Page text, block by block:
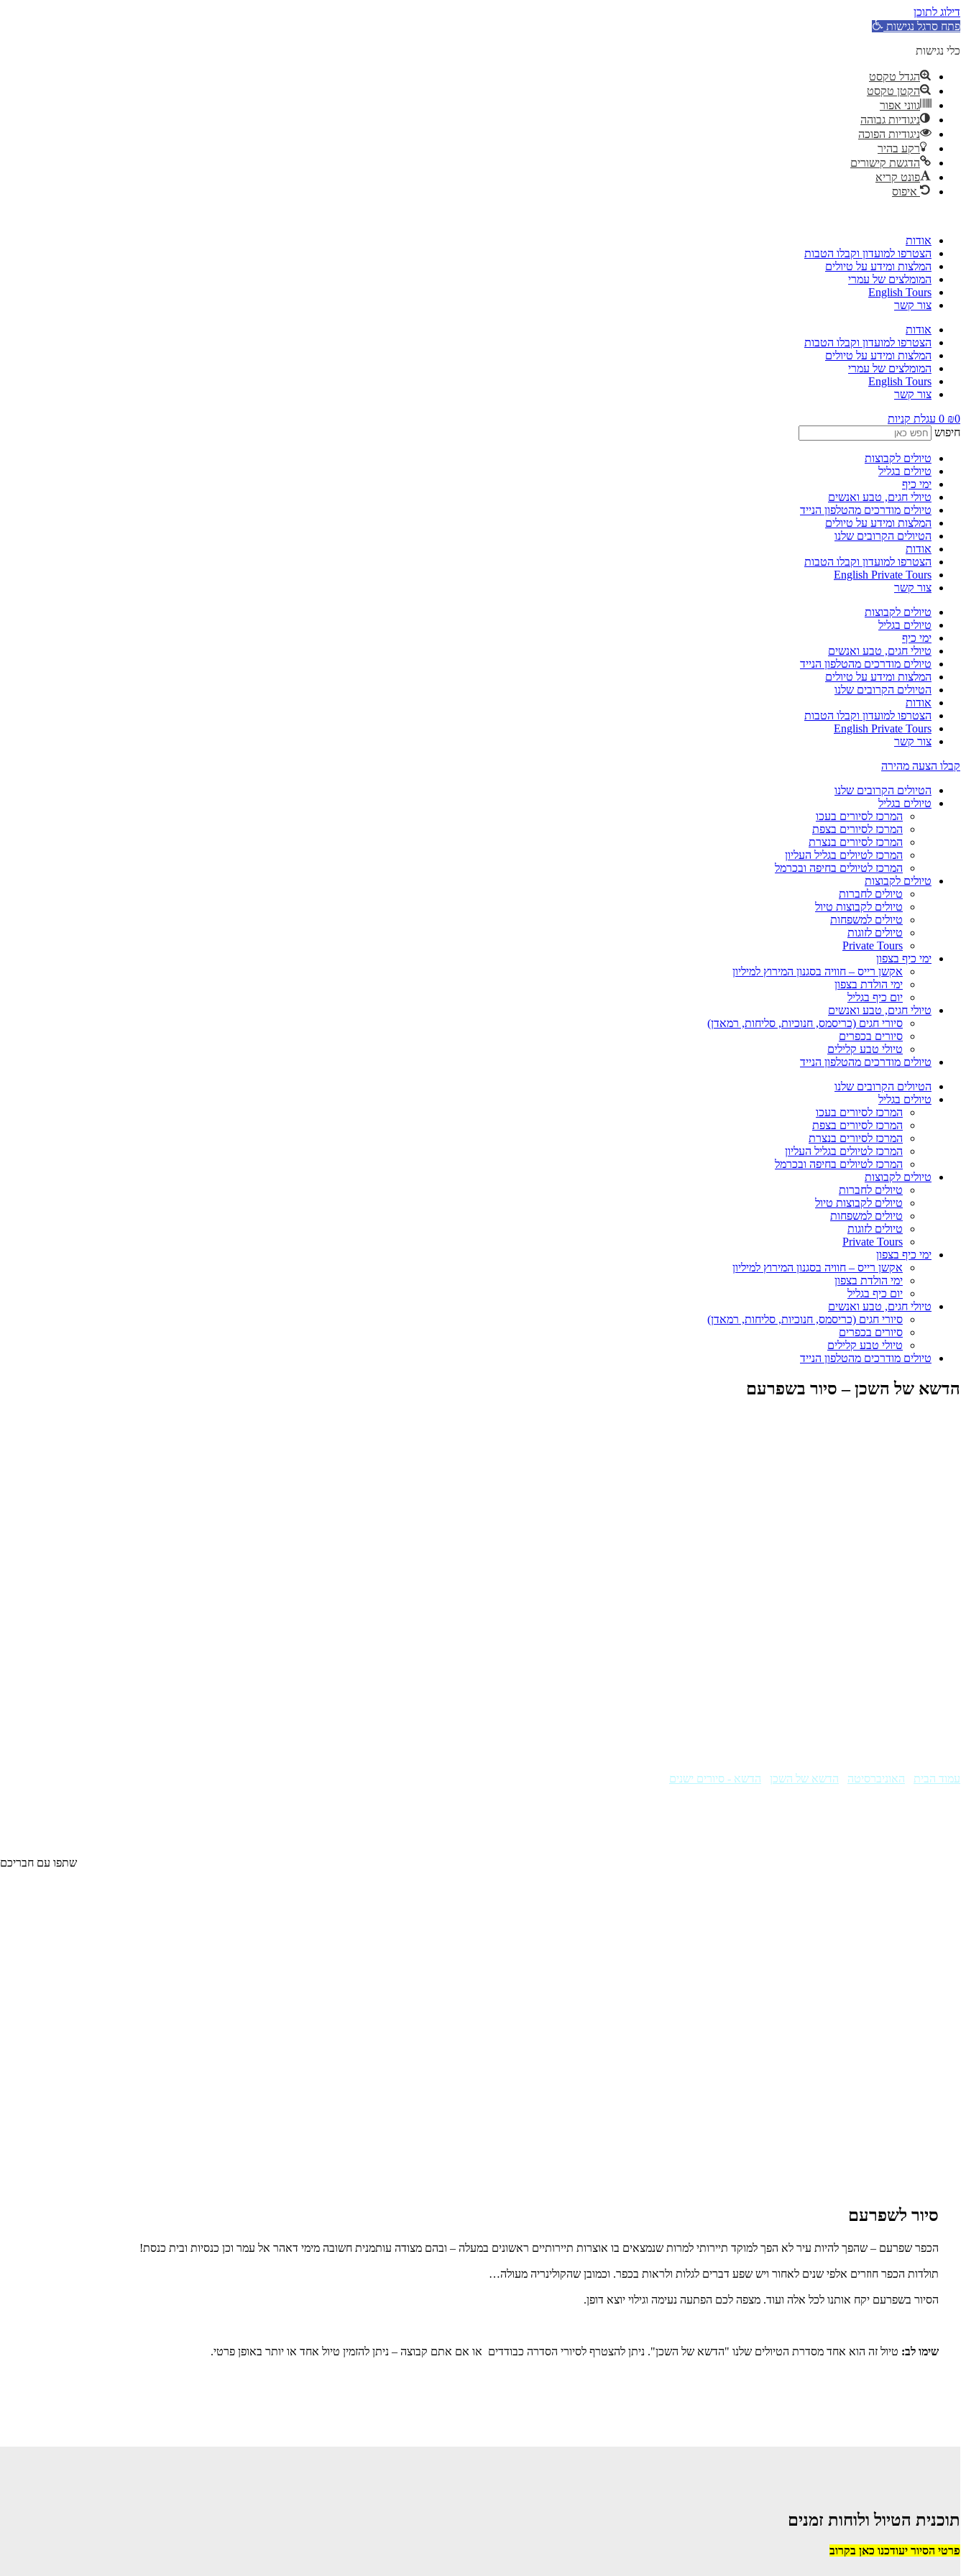
דילוג לתוכן
פתח סרגל נגישות
כלי נגישות
הגדל טקסט
הקטן טקסט
גווני אפור
ניגודיות גבוהה
ניגודיות הפוכה
רקע בהיר
הדגשת קישורים
פונט קריא
איפוס
אודות
הצטרפו למועדון וקבלו הטבות
המלצות ומידע על טיולים
המומלצים של עמרי
English Tours
צור קשר
אודות
הצטרפו למועדון וקבלו הטבות
המלצות ומידע על טיולים
המומלצים של עמרי
English Tours
צור קשר
₪0
0 עגלת קניות
חיפוש
טיולים לקבוצות
טיולים בגליל
ימי כיף
טיולי חגים, טבע ואנשים
טיולים מודרכים מהטלפון הנייד
המלצות ומידע על טיולים
הטיולים הקרובים שלנו
אודות
הצטרפו למועדון וקבלו הטבות
English Private Tours
צור קשר
טיולים לקבוצות
טיולים בגליל
ימי כיף
טיולי חגים, טבע ואנשים
טיולים מודרכים מהטלפון הנייד
המלצות ומידע על טיולים
הטיולים הקרובים שלנו
אודות
הצטרפו למועדון וקבלו הטבות
English Private Tours
צור קשר
קבלו הצעה מהירה
הטיולים הקרובים שלנו
טיולים בגליל
המרכז לסיורים בעכו
המרכז לסיורים בצפת
המרכז לסיורים בנצרת
המרכז לטיולים בגליל העליון
המרכז לטיולים בחיפה ובכרמל
טיולים לקבוצות
טיולים לחברות
טיולים לקבוצות טיול
טיולים למשפחות
טיולים לזוגות
Private Tours
ימי כיף בצפון
אקשן רייס – חוויה בסגנון המירוץ למיליון
ימי הולדת בצפון
יום כיף בגליל
טיולי חגים, טבע ואנשים
סיורי חגים (כריסמס, חנוכיות, סליחות, רמאדן)
סיורים בכפרים
טיולי טבע קלילים
טיולים מודרכים מהטלפון הנייד
הטיולים הקרובים שלנו
טיולים בגליל
המרכז לסיורים בעכו
המרכז לסיורים בצפת
המרכז לסיורים בנצרת
המרכז לטיולים בגליל העליון
המרכז לטיולים בחיפה ובכרמל
טיולים לקבוצות
טיולים לחברות
טיולים לקבוצות טיול
טיולים למשפחות
טיולים לזוגות
Private Tours
ימי כיף בצפון
אקשן רייס – חוויה בסגנון המירוץ למיליון
ימי הולדת בצפון
יום כיף בגליל
טיולי חגים, טבע ואנשים
סיורי חגים (כריסמס, חנוכיות, סליחות, רמאדן)
סיורים בכפרים
טיולי טבע קלילים
טיולים מודרכים מהטלפון הנייד
הדשא של השכן – סיור בשפרעם
עמוד הבית האוניברסיטה הדשא של השכן הדשא - סיורים ישנים
שתפו עם
סיור לשפרעם
הכפר שפרעם – שהפך להיות עיר לא הפך למוקד תיירותי למרות שנמצאים בו אוצרות תיירותיים ראשונים במעלה – ובהם מצודה עותמנית חשובה מימי דאהר אל עמר וכן כנסיות ובית כנסת!
תולדות הכפר חוזרים אלפי שנים לאחור ויש שפע דברים לגלות ולראות בכפר. וכמובן שהקולינריה מעולה…
הסיור בשפרעם יקח אותנו לכל אלה ועוד. מצפה לכם הפתעה נעימה וגילוי יוצא דופן.
שימו לב: טיול זה הוא אחד מסדרת הטיולים שלנו "הדשא של השכן". ניתן להצטרף לסיורי הסדרה כבודדים או אם אתם קבוצה – ניתן להזמין טיול אחד או יותר באופן פרטי.
תוכנית הטיול ולוחות זמנים
פרטי הסיור יעודכנו כאן בקרוב